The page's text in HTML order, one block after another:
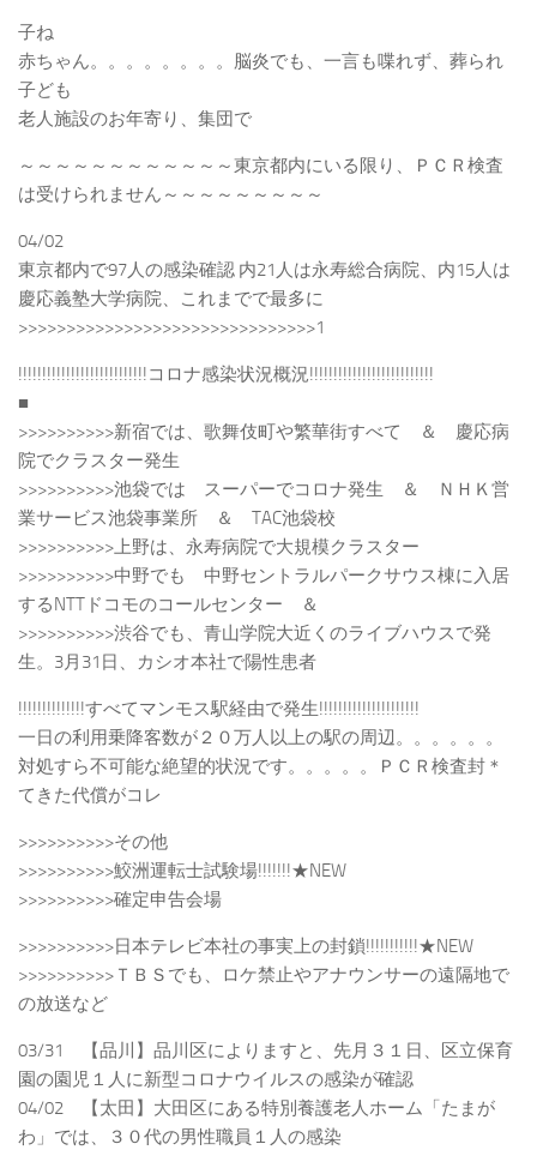
子ね
赤ちゃん。。。。。。。。脳炎でも、一言も喋れず、葬られ
子ども
老人施設のお年寄り、集団で
～～～～～～～～～～～～東京都内にいる限り、ＰＣＲ検査
は受けられません～～～～～～～～～
04/02
東京都内で97人の感染確認 内21人は永寿総合病院、内15人は
慶応義塾大学病院、これまでで最多に
>>>>>>>>>>>>>>>>>>>>>>>>>>>>>>>1
!!!!!!!!!!!!!!!!!!!!!!!!!!!コロナ感染状況概況!!!!!!!!!!!!!!!!!!!!!!!!!!
■
>>>>>>>>>>新宿では、歌舞伎町や繁華街すべて ＆ 慶応病
院でクラスター発生
>>>>>>>>>>池袋では スーパーでコロナ発生 ＆ ＮＨＫ営
業サービス池袋事業所 ＆ TAC池袋校
>>>>>>>>>>上野は、永寿病院で大規模クラスター
>>>>>>>>>>中野でも 中野セントラルパークサウス棟に入居
するNTTドコモのコールセンター ＆
>>>>>>>>>>渋谷でも、青山学院大近くのライブハウスで発
生。3月31日、カシオ本社で陽性患者
!!!!!!!!!!!!!!すべてマンモス駅経由で発生!!!!!!!!!!!!!!!!!!!!!
一日の利用乗降客数が２０万人以上の駅の周辺。。。。。。
対処すら不可能な絶望的状況です。。。。。ＰＣＲ検査封＊
てきた代償がコレ
>>>>>>>>>>その他
>>>>>>>>>>鮫洲運転士試験場!!!!!!!★NEW
>>>>>>>>>>確定申告会場
>>>>>>>>>>日本テレビ本社の事実上の封鎖!!!!!!!!!!!★NEW
>>>>>>>>>>ＴＢＳでも、ロケ禁止やアナウンサーの遠隔地で
の放送など
03/31 【品川】品川区によりますと、先月３１日、区立保育
園の園児１人に新型コロナウイルスの感染が確認
04/02 【太田】大田区にある特別養護老人ホーム「たまが
わ」では、３０代の男性職員１人の感染